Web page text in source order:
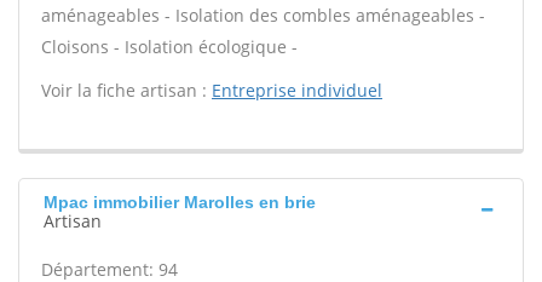
aménageables - Isolation des combles aménageables -
Cloisons - Isolation écologique -
Voir la fiche artisan : Entreprise individuel
Mpac immobilier Marolles en brie
Artisan
Département: 94